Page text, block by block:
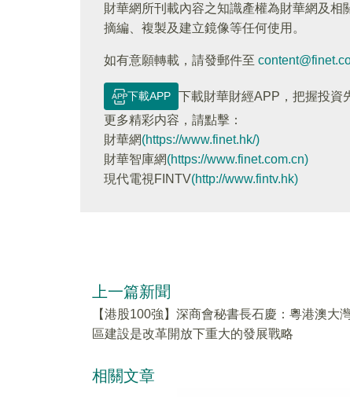
財華網所刊載內容之知識產權為財華網及相
摘編、複製及建立鏡像等任何使用。
如有意願轉載，請發郵件至
下載APP
下載財華財經APP，把握投資
更多精彩内容，請點擊：
財華網(https://www.finet.hk/)
財華智庫網(https://www.finet.com.cn)
現代電視FINTV(http://www.fintv.hk)
上一篇新聞
【港股100強】深商會秘書長石慶：粵港澳大
區建設是改革開放下重大的發展戰略
相關文章